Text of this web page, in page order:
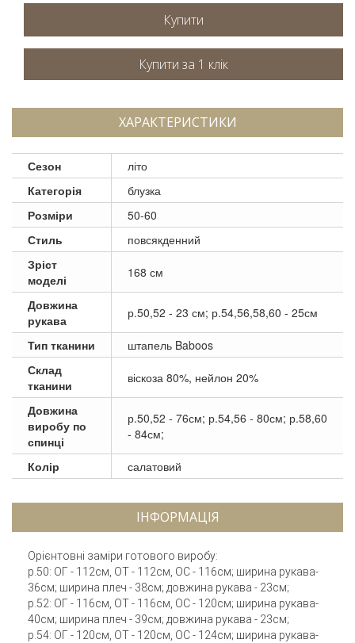
Купити
ХАРАКТЕРИСТИКИ
Сезон
літо
Категорія
блузка
Розміри
50-60
Стиль
повсякденний
Зріст
моделі
168 см
Довжина
рукава
р.50,52 - 23 см; р.54,56,58,60 - 25см
Тип тканини
штапель Baboos
Склад
тканини
віскоза 80%, нейлон 20%
Довжина
виробу по
спинці
р.50,52 - 76см; р.54,56 - 80см; р.58,60
- 84см;
Колір салатовий
ІНФОРМАЦІЯ
Орієнтовні заміри готового виробу:
р.50: ОГ - 112см, ОТ - 112см, ОС - 116см; ширина рукава-
36см; ширина плеч - 38см; довжина рукава - 23см;
р.52: ОГ - 116см, ОТ - 116см, ОС - 120см; ширина рукава-
40см; ширина плеч - 39см; довжина рукава - 23см;
р.54: ОГ - 120см, ОТ - 120см, ОС - 124см; ширина рукава-